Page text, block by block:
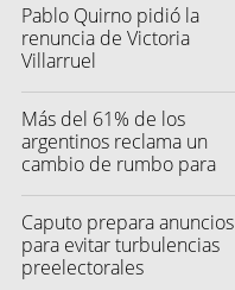
Pablo Quirno pidió la
renuncia de Victoria
Villarruel
Más del 61% de los
argentinos reclama un
cambio de rumbo para
Caputo prepara anuncios
para evitar turbulencias
preelectorales